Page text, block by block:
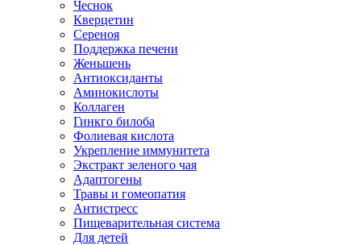
Чеснок
Кверцетин
Сереноя
Поддержка печени
Женьшень
Антиоксиданты
Аминокислоты
Коллаген
Гинкго билоба
Фолиевая кислота
Укрепление иммунитета
Экстракт зеленого чая
Адаптогены
Травы и гомеопатия
Антистресс
Пищеварительная система
Для детей